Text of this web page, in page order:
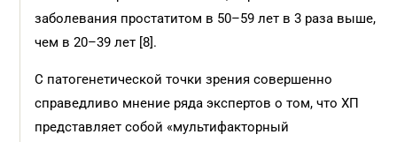
заболевания простатитом в 50–59 лет в 3 раза выше,
чем в 20–39 лет [8].
С патогенетической точки зрения совершенно
справедливо мнение ряда экспертов о том, что ХП
представляет собой «мультифакторный